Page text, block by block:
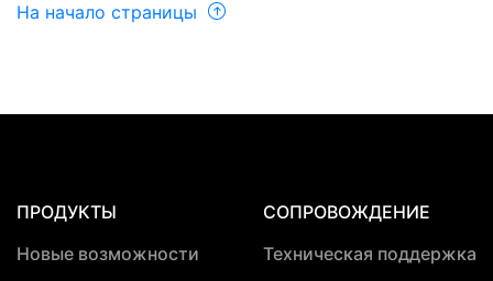
На начало страницы
ПРОДУКТЫ
Новые возможности
СОПРОВОЖДЕНИЕ
Техническая поддержка